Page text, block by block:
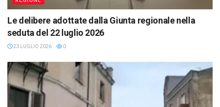
Le delibere adottate dalla Giunta regionale nella
seduta del 22 luglio 2026
23 LUGLIO 2026 0